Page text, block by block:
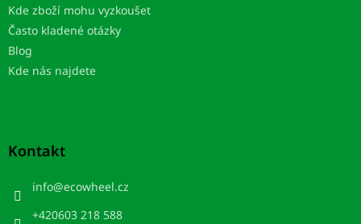
Kde zboží mohu vyzkoušet
Často kladené otázky
Blog
Kde nás najdete
Kontakt
info@ecowheel.cz
+420603 218 588